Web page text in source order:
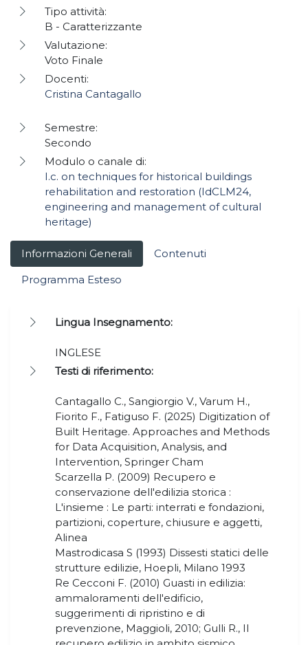
Informazioni Generali
Contenuti
Programma Esteso
Lingua Insegnamento:
INGLESE
Testi di riferimento:
Cantagallo C., Sangiorgio V., Varum H.,
Fiorito F., Fatiguso F. (2025) Digitization of
Built Heritage. Approaches and Methods
for Data Acquisition, Analysis, and
Intervention, Springer Cham
Scarzella P. (2009) Recupero e
conservazione dell'edilizia storica :
L'insieme : Le parti: interrati e fondazioni,
partizioni, coperture, chiusure e aggetti,
Alinea
Mastrodicasa S (1993) Dissesti statici delle
strutture edilizie, Hoepli, Milano 1993
Re Cecconi F. (2010) Guasti in edilizia:
ammaloramenti dell'edificio,
suggerimenti di ripristino e di
prevenzione, Maggioli, 2010; Gulli R., Il
Tipo attività:
B - Caratterizzante
Valutazione:
Voto Finale
Docenti:
Cristina Cantagallo
Semestre:
Secondo
Modulo o canale di:
I.c. on techniques for historical buildings
rehabilitation and restoration (IdCLM24,
engineering and management of cultural
heritage)